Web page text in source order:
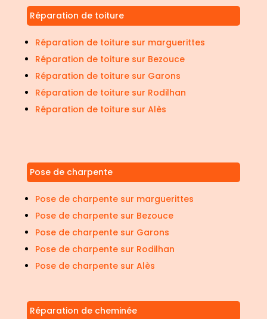
Réparation de toiture
Réparation de toiture sur marguerittes
Réparation de toiture sur Bezouce
Réparation de toiture sur Garons
Réparation de toiture sur Rodilhan
Réparation de toiture sur Alès
Pose de charpente
Pose de charpente sur marguerittes
Pose de charpente sur Bezouce
Pose de charpente sur Garons
Pose de charpente sur Rodilhan
Pose de charpente sur Alès
Réparation de cheminée